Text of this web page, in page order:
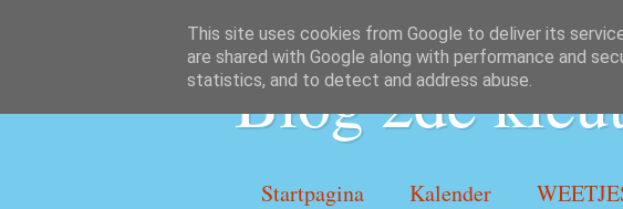
Blog 2de
Startpagina Kalender
This site uses cookies from Google to deliver its
are shared with Google along with performance and
statistics, and to detect and address abuse.